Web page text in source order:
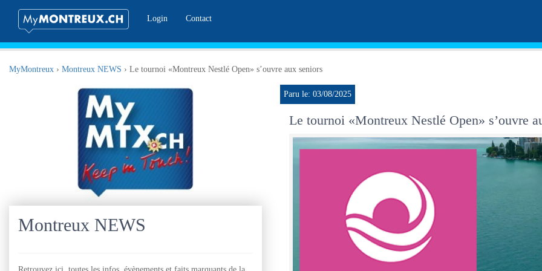
Login
Contact
MyMontreux › Montreux NEWS › Le tournoi «Montreux Nestlé Open» s’ouvre aux seniors
Montreux NEWS
Paru le: 03/08/2025
Le tournoi «Montreux Nestlé Open» s’ouvre